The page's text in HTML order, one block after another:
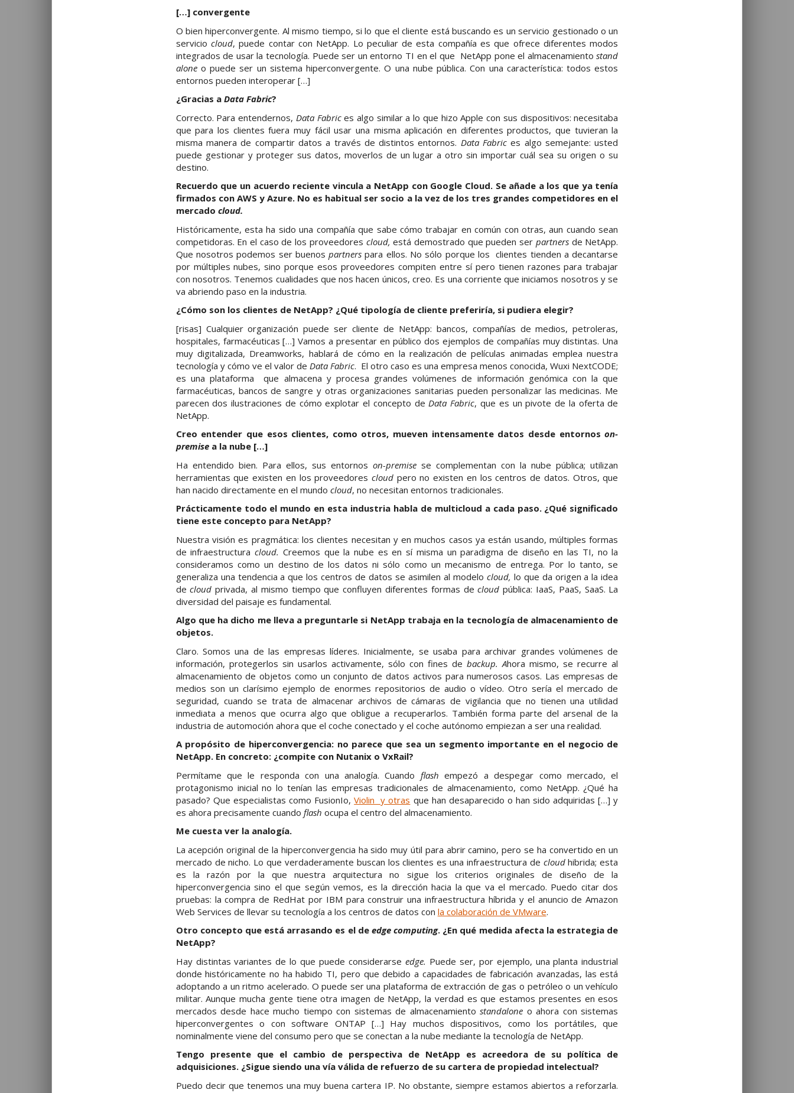
[…] convergente
O bien hiperconvergente. Al mismo tiempo, si lo que el cliente está buscando es un servicio gestionado o un
servicio cloud, puede contar con NetApp. Lo peculiar de esta compañía es que ofrece diferentes modos
integrados de usar la tecnología. Puede ser un entorno TI en el que NetApp pone el almacenamientostand
aloneo puede ser un sistema hiperconvergente. O una nube pública. Con una característica: todos estos
entornos pueden interoperar […]
¿Gracias a Data Fabric?
Correcto. Para entendernos, Data Fabrices algo similar a lo que hizo Apple con sus dispositivos: necesitaba
que para los clientes fuera muy fácil usar una misma aplicación en diferentes productos, que tuvieran la
misma manera de compartir datos a través de distintos entornos. Data Fabric es algo semejante: usted
puede gestionar y proteger sus datos, moverlos de un lugar a otro sin importar cuál sea su origen o su
destino.
Recuerdo que un acuerdo reciente vincula a NetApp con Google Cloud. Se añade a los que ya tenía
firmados con AWS y Azure. No es habitual ser socio a la vez de los tres grandes competidores en el
mercado cloud.
Históricamente, esta ha sido una compañía que sabe cómo trabajar en común con otras, aun cuando sean
competidoras. En el caso de los proveedores cloud,está demostrado que pueden ser partners de NetApp.
Que nosotros podemos ser buenospartners para ellos. No sólo porque los clientes tienden a decantarse
por múltiples nubes, sino porque esos proveedores compiten entre sí pero tienen razones para trabajar
con nosotros. Tenemos cualidades que nos hacen únicos, creo. Es una corriente que iniciamos nosotros y se
va abriendo paso en la industria.
¿Cómo son los clientes de NetApp? ¿Qué tipología de cliente preferiría, si pudiera elegir?
[risas] Cualquier organización puede ser cliente de NetApp: bancos, compañías de medios, petroleras,
hospitales, farmacéuticas […] Vamos a presentar en público dos ejemplos de compañías muy distintas. Una
muy digitalizada, Dreamworks, hablará de cómo en la realización de películas animadas emplea nuestra
tecnología y cómo ve el valor de Data Fabric. El otro caso es una empresa menos conocida, Wuxi NextCODE;
es una plataforma que almacena y procesa grandes volúmenes de información genómica con la que
farmacéuticas, bancos de sangre y otras organizaciones sanitarias pueden personalizar las medicinas. Me
parecen dos ilustraciones de cómo explotar el concepto de Data Fabric, que es un pivote de la oferta de
NetApp.
Creo entender que esos clientes, como otros, mueven intensamente datos desde entornoson-
premisea la nube […]
Ha entendido bien. Para ellos, sus entornos on-premisese complementan con la nube pública; utilizan
herramientas que existen en los proveedorescloud pero no existen en los centros de datos. Otros, que
han nacido directamente en el mundo cloud, no necesitan entornos tradicionales.
Prácticamente todo el mundo en esta industria habla de multicloud a cada paso. ¿Qué significado
tiene este concepto para NetApp?
Nuestra visión es pragmática: los clientes necesitan y en muchos casos ya están usando, múltiples formas
de infraestructuracloud. Creemos que la nube es en sí misma un paradigma de diseño en las TI, no la
consideramos como un destino de los datos ni sólo como un mecanismo de entrega. Por lo tanto, se
generaliza una tendencia a que los centros de datos se asimilen al modelo cloud, lo que da origen a la idea
decloudprivada, al mismo tiempo que confluyen diferentes formas decloud pública: IaaS, PaaS, SaaS. La
diversidad del paisaje es fundamental.
Algo que ha dicho me lleva a preguntarle si NetApp trabaja en la tecnología de almacenamiento de
objetos.
Claro. Somos una de las empresas líderes. Inicialmente, se usaba para archivar grandes volúmenes de
información, protegerlos sin usarlos activamente, sólo con fines debackup. Ahora mismo, se recurre al
almacenamiento de objetos como un conjunto de datos activos para numerosos casos. Las empresas de
medios son un clarísimo ejemplo de enormes repositorios de audio o vídeo. Otro sería el mercado de
seguridad, cuando se trata de almacenar archivos de cámaras de vigilancia que no tienen una utilidad
inmediata a menos que ocurra algo que obligue a recuperarlos. También forma parte del arsenal de la
industria de automoción ahora que el coche conectado y el coche autónomo empiezan a ser una realidad.
A propósito de hiperconvergencia: no parece que sea un segmento importante en el negocio de
NetApp. En concreto: ¿compite con Nutanix o VxRail?
Permítame que le responda con una analogía. Cuando flash empezó a despegar como mercado, el
protagonismo inicial no lo tenían las empresas tradicionales de almacenamiento, como NetApp. ¿Qué ha
pasado? Que especialistas como FusionIo,Violin y otras que han desaparecido o han sido adquiridas […] y
es ahora precisamente cuando flash ocupa el centro del almacenamiento.
Me cuesta ver la analogía.
La acepción original de la hiperconvergencia ha sido muy útil para abrir camino, pero se ha convertido en un
mercado de nicho. Lo que verdaderamente buscan los clientes es una infraestructura de cloudhibrida; esta
es la razón por la que nuestra arquitectura no sigue los criterios originales de diseño de la
hiperconvergencia sino el que según vemos, es la dirección hacia la que va el mercado. Puedo citar dos
pruebas: la compra de RedHat por IBM para construir una infraestructura híbrida y el anuncio de Amazon
Web Services de llevar su tecnología a los centros de datos con la colaboración de VMware.
Otro concepto que está arrasando es el de edge computing. ¿En qué medida afecta la estrategia de
NetApp?
Hay distintas variantes de lo que puede considerarse edge. Puede ser, por ejemplo, una planta industrial
donde históricamente no ha habido TI, pero que debido a capacidades de fabricación avanzadas, las está
adoptando a un ritmo acelerado. O puede ser una plataforma de extracción de gas o petróleo o un vehículo
militar. Aunque mucha gente tiene otra imagen de NetApp, la verdad es que estamos presentes en esos
mercados desde hace mucho tiempo con sistemas de almacenamientostandalone o ahora con sistemas
hiperconvergentes o con software ONTAP […] Hay muchos dispositivos, como los portátiles, que
nominalmente viene del consumo pero que se conectan a la nube mediante la tecnología de NetApp.
Tengo presente que el cambio de perspectiva de NetApp es acreedora de su política de
adquisiciones. ¿Sigue siendo una vía válida de refuerzo de su cartera de propiedad intelectual?
Puedo decir que tenemos una muy buena cartera IP. No obstante, siempre estamos abiertos a reforzarla.